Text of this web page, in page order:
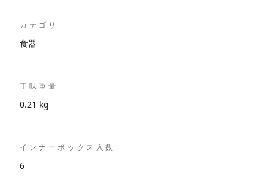
カテゴリ
食器
正味重量
0.21 kg
インナーボックス入数
6